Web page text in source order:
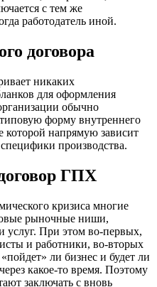
с тем же
работодатель иной.
договора
никаких
для оформления
обычно
форму внутреннего
которой напрямую зависит
производства.
ГПХ
кризиса многие
рыночные ниши,
услуг. При этом во-первых,
и работники, во-вторых
ли бизнес и будет ли
какое-то время. Поэтому
заключать с вновь